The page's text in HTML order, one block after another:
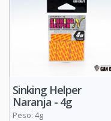
Sinking Helper
Naranja - 4g
Peso: 4g